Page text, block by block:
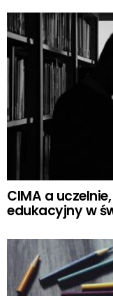
CIMA a
edukacyjny w